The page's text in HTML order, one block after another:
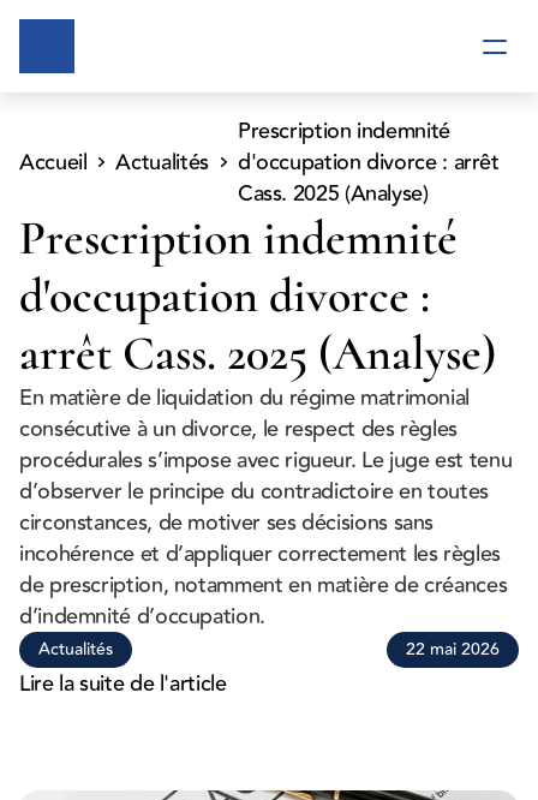
Accueil Actualités
Prescription indemnité
d'occupation divorce : arrêt
Cass. 2025 (Analyse)
Prescription indemnité
d'occupation divorce :
arrêt Cass. 2025 (Analyse)
En matière de liquidation du régime matrimonial
consécutive à un divorce, le respect des règles
procédurales s’impose avec rigueur. Le juge est tenu
d’observer le principe du contradictoire en toutes
circonstances, de motiver ses décisions sans
incohérence et d’appliquer correctement les règles
de prescription, notamment en matière de créances
d’indemnité d’occupation.
Actualités 22 mai 2026
Lire la suite de l'article